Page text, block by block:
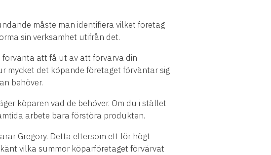
måste man identifiera vilket företag
sin verksamhet utifrån det.
att få ut av att förvärva din
mycket det köpande företaget förväntar sig
behöver.
köparen vad de behöver. Om du i stället
arbete bara förstöra produkten.
Gregory. Detta eftersom ett för högt
vilka summor köparföretaget förvärvat